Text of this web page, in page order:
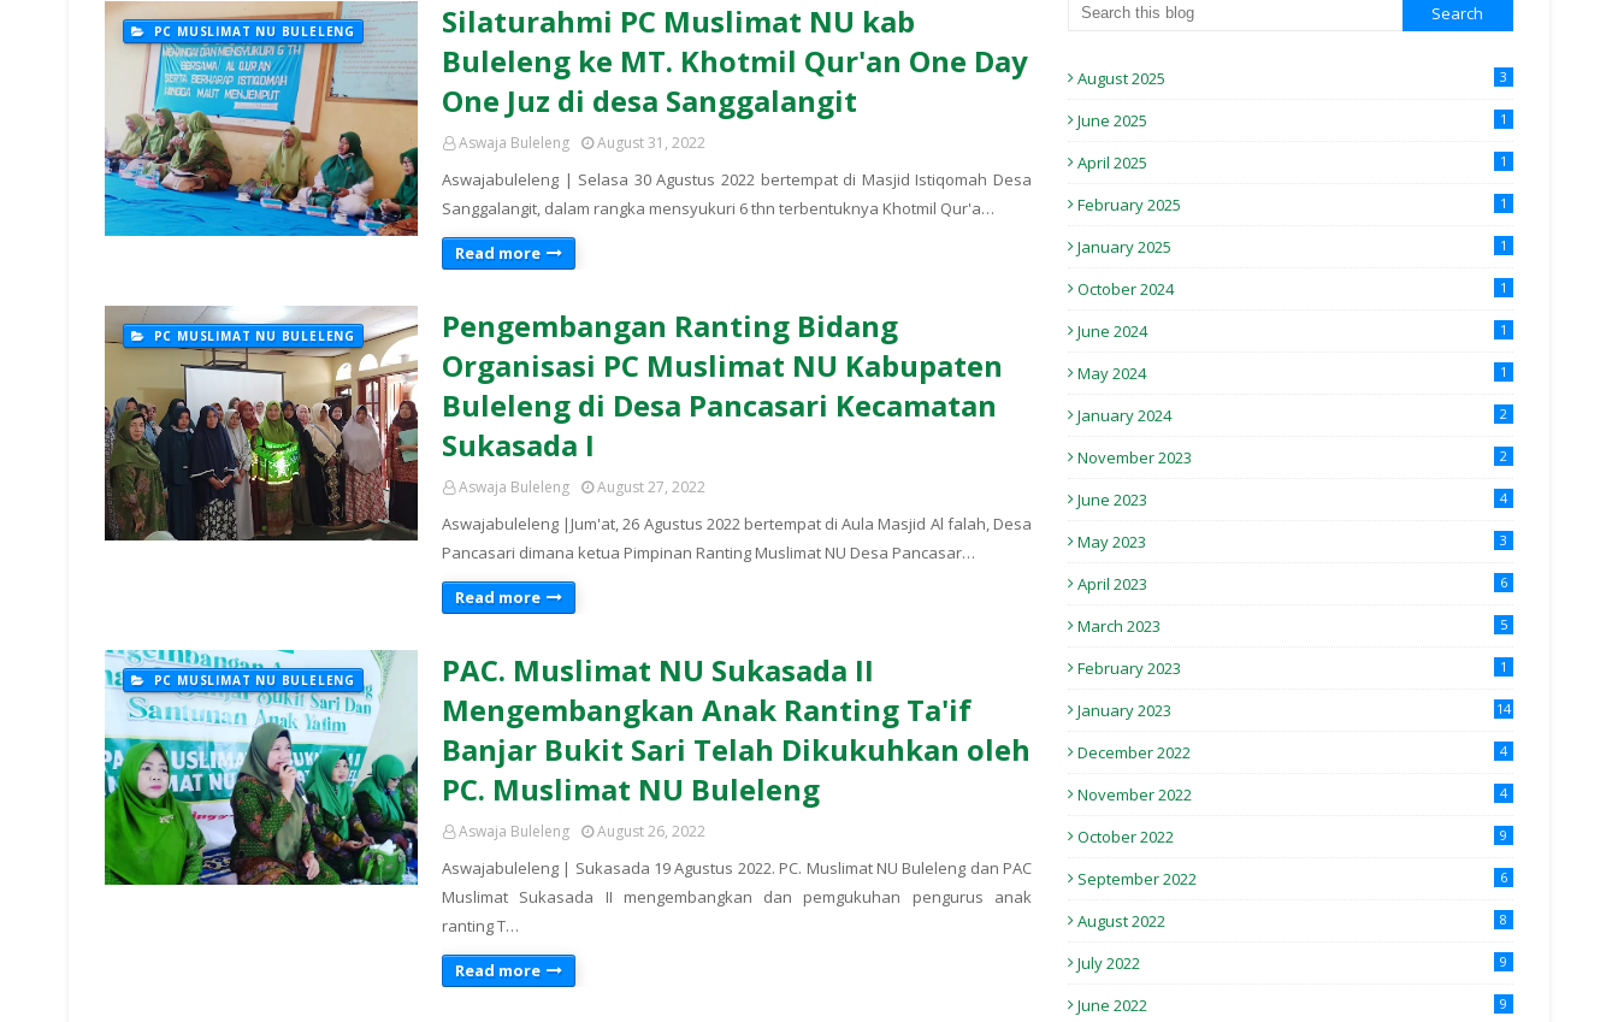
PC MUSLIMAT NU BULELENG
Silaturahmi PC Muslimat NU kab
Buleleng ke MT. Khotmil Qur'an One Day
One Juz di desa Sanggalangit
Aswaja Buleleng August 31, 2022
Aswajabuleleng | Selasa 30 Agustus 2022 bertempat di Masjid Istiqomah Desa
Sanggalangit, dalam rangka mensyukuri 6 thn terbentuknya Khotmil Qur'a…
Read more
PC MUSLIMAT NU BULELENG
Pengembangan Ranting Bidang
Organisasi PC Muslimat NU Kabupaten
Buleleng di Desa Pancasari Kecamatan
Sukasada I
Aswaja Buleleng August 27, 2022
Aswajabuleleng |Jum'at, 26 Agustus 2022 bertempat di Aula Masjid Al falah, Desa
Pancasari dimana ketua Pimpinan Ranting Muslimat NU Desa Pancasar…
Read more
PC MUSLIMAT NU BULELENG
PAC. Muslimat NU Sukasada II
Mengembangkan Anak Ranting Ta'if
Banjar Bukit Sari Telah Dikukuhkan oleh
PC. Muslimat NU Buleleng
Aswaja Buleleng August 26, 2022
Aswajabuleleng | Sukasada 19 Agustus 2022. PC. Muslimat NU Buleleng dan PAC
Muslimat Sukasada II mengembangkan dan pemgukuhan pengurus anak
ranting T…
Read more
August 2025 3
June 2025 1
April 2025 1
February 2025 1
January 2025 1
October 2024 1
June 2024 1
May 2024 1
January 2024 2
November 2023 2
June 2023 4
May 2023 3
April 2023 6
March 2023 5
February 2023 1
January 2023 14
December 2022 4
November 2022 4
October 2022 9
September 2022 6
August 2022 8
July 2022 9
June 2022 9